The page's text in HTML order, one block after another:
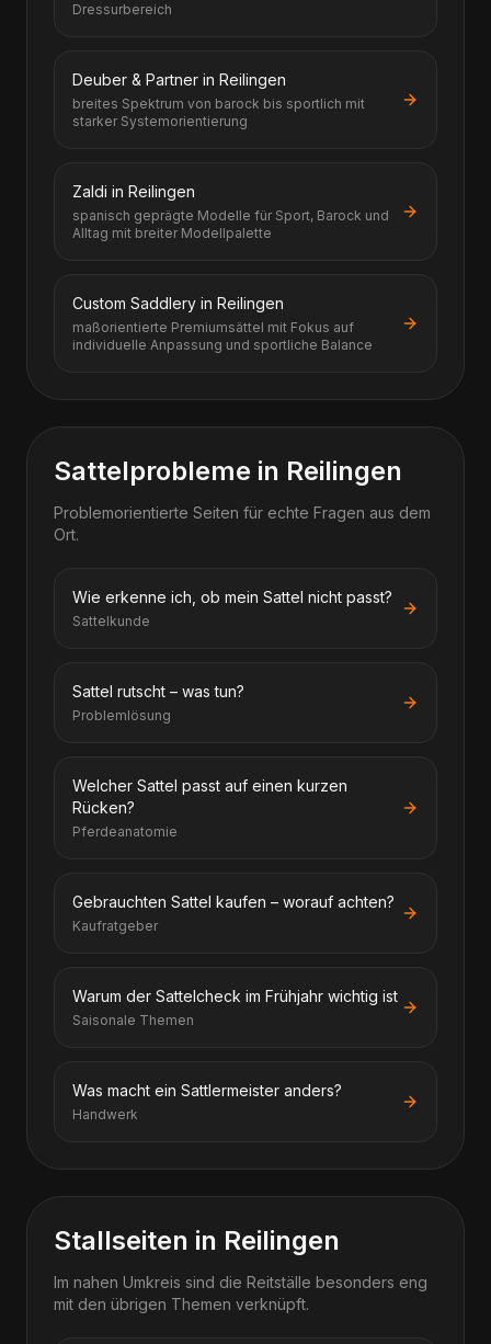
Dressurbereich
Deuber & Partner in Reilingen
breites Spektrum von barock bis sportlich mit
starker Systemorientierung
Zaldi in Reilingen
spanisch geprägte Modelle für Sport, Barock und
Alltag mit breiter Modellpalette
Custom Saddlery in Reilingen
maßorientierte Premiumsättel mit Fokus auf
individuelle Anpassung und sportliche Balance
Sattelprobleme in Reilingen
Problemorientierte Seiten für echte Fragen aus dem
Ort.
Wie erkenne ich, ob mein Sattel nicht passt?
Sattelkunde
Sattel rutscht – was tun?
Problemlösung
Welcher Sattel passt auf einen kurzen
Rücken?
Pferdeanatomie
Gebrauchten Sattel kaufen – worauf achten?
Kaufratgeber
Warum der Sattelcheck im Frühjahr wichtig ist
Saisonale Themen
Was macht ein Sattlermeister anders?
Handwerk
Stallseiten in Reilingen
Im nahen Umkreis sind die Reitställe besonders eng
mit den übrigen Themen verknüpft.